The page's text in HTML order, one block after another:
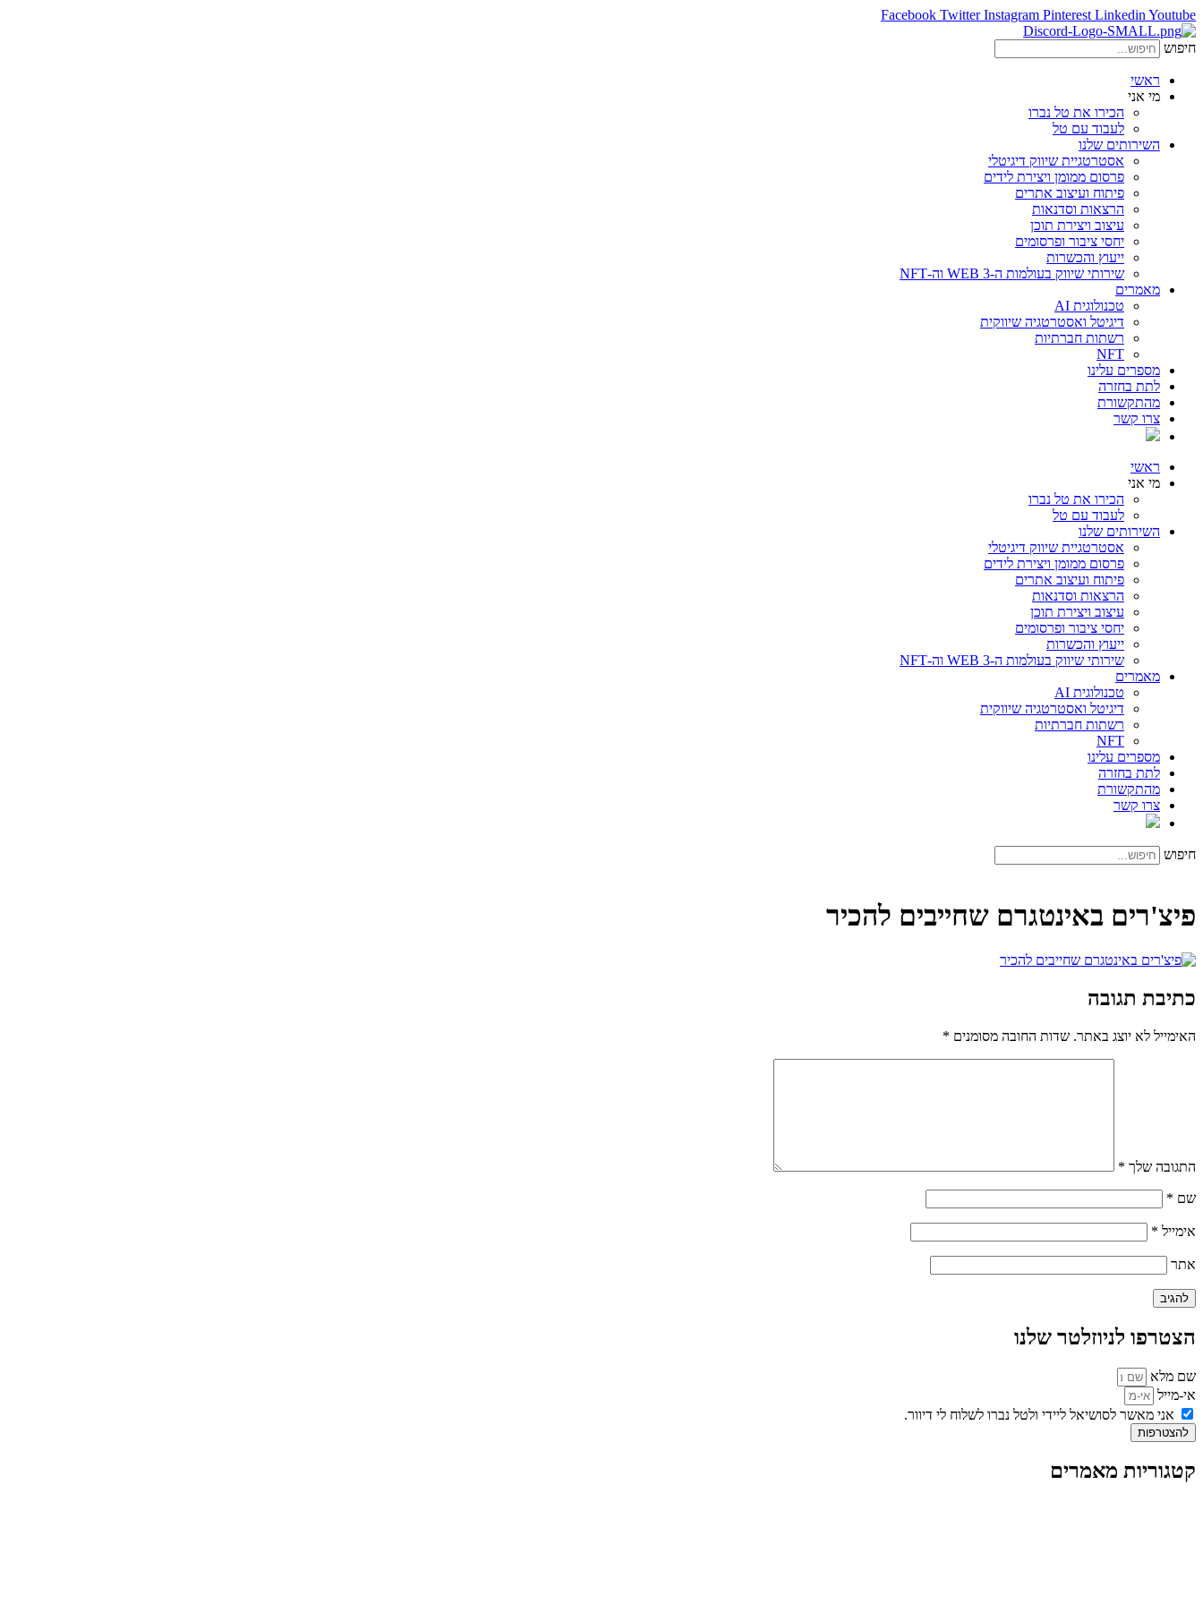
Facebook Twitter Instagram Pinterest Linkedin Youtube
חיפוש
ראשי
מי אני
הכירו את טל נברו
לעבוד עם טל
השירותים שלנו
אסטרטגיית שיווק דיגיטלי
פרסום ממומן ויצירת לידים
פיתוח ועיצוב אתרים
הרצאות וסדנאות
עיצוב ויצירת תוכן
יחסי ציבור ופרסומים
ייעוץ והכשרות
שירותי שיווק בעולמות ה-WEB 3 וה-NFT
מאמרים
טכנולוגית AI
דיגיטל ואסטרטגיה שיווקית
רשתות חברתיות
NFT
מספרים עלינו
לתת בחזרה
מהתקשורת
צרו קשר
ראשי
מי אני
הכירו את טל נברו
לעבוד עם טל
השירותים שלנו
אסטרטגיית שיווק דיגיטלי
פרסום ממומן ויצירת לידים
פיתוח ועיצוב אתרים
הרצאות וסדנאות
עיצוב ויצירת תוכן
יחסי ציבור ופרסומים
ייעוץ והכשרות
שירותי שיווק בעולמות ה-WEB 3 וה-NFT
מאמרים
טכנולוגית AI
דיגיטל ואסטרטגיה שיווקית
רשתות חברתיות
NFT
מספרים עלינו
לתת בחזרה
מהתקשורת
צרו קשר
חיפוש
פיצ'רים באינטגרם שחייבים להכיר
כתיבת תגובה
האימייל לא יוצג באתר. שדות החובה מסומנים *
התגובה שלך *
שם *
אימייל *
אתר
הצטרפו לניוזלטר שלנו
שם מלא
אי-מייל
אני מאשר לסושיאל ליידי ולטל נברו לשלוח לי דיוור.
להצטרפות
קטגוריות מאמרים